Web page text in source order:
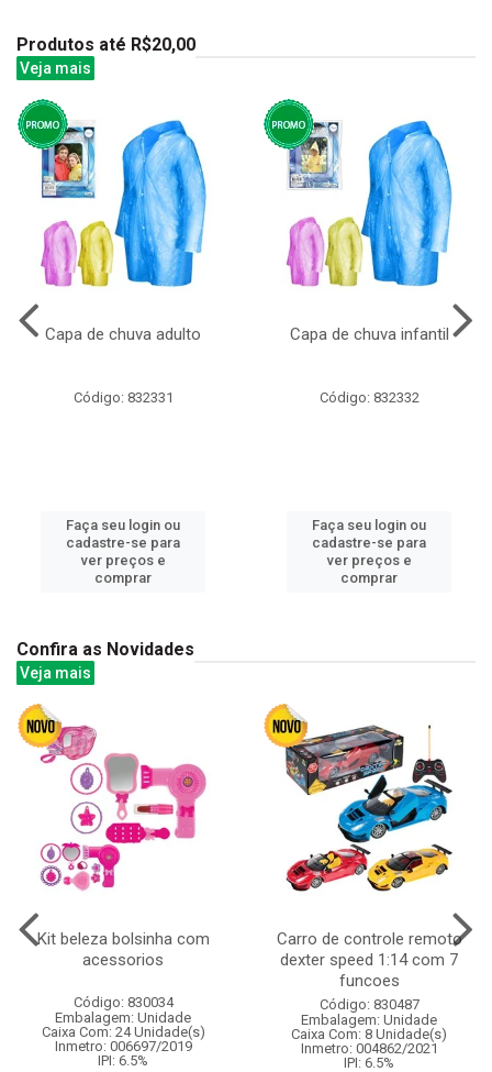
Produtos até R$20,00
Veja mais
Capa de chuva adulto
Código: 832331
Faça seu login ou
cadastre-se para
ver preços e
comprar
Capa de chuva infantil
Código: 832332
Faça seu login ou
cadastre-se para
ver preços e
comprar
Confira as Novidades
Veja mais
Kit beleza bolsinha com
acessorios
Código: 830034
Embalagem: Unidade
Caixa Com: 24 Unidade(s)
Inmetro: 006697/2019
IPI: 6.5%
Carro de controle remoto
dexter speed 1:14 com 7
funcoes
Código: 830487
Embalagem: Unidade
Caixa Com: 8 Unidade(s)
Inmetro: 004862/2021
IPI: 6.5%